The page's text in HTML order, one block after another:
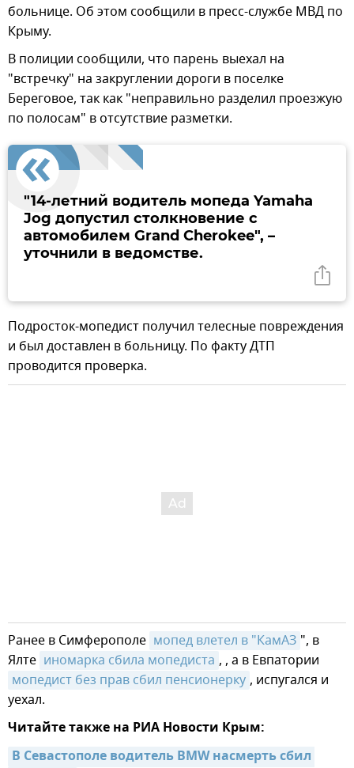
больнице. Об этом сообщили в пресс-службе МВД по
Крыму.
В полиции сообщили, что парень выехал на
"встречку" на закруглении дороги в поселке
Береговое, так как "неправильно разделил проезжую
по полосам" в отсутствие разметки.
"14-летний водитель мопеда Yamaha
Jog допустил столкновение с
автомобилем Grand Cherokee", –
уточнили в ведомстве.
Подросток-мопедист получил телесные повреждения
и был доставлен в больницу. По факту ДТП
проводится проверка.
Ранее в Симферополе мопед влетел в "КамАЗ ", в
Ялте иномарка сбила мопедиста , , а в Евпатории
мопедист без прав сбил пенсионерку , испугался и
уехал.
Читайте также на РИА Новости Крым:
В Севастополе водитель BMW насмерть сбил